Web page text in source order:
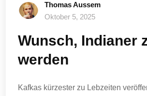
Thomas Aussem
Oktober 5, 2025
Wunsch, Indianer
werden
Kafkas kürzester zu Lebzeiten